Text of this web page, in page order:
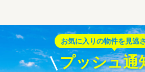
お気に入りの物件を見逃
プッシュ通